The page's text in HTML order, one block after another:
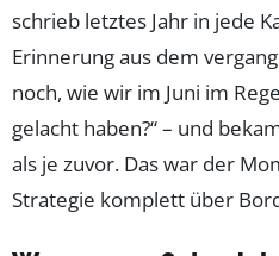
schrieb letztes Jahr in jede
Erinnerung aus dem
noch, wie wir im Juni im
gelacht haben?“ – und
als je zuvor. Das war der
Strategie komplett über